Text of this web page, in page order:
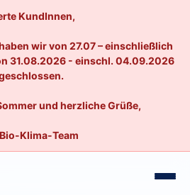
KundInnen,
wir von 27.07 – einschließlich
31.08.2026 - einschl. 04.09.2026
und herzliche Grüße,
Klima-Team